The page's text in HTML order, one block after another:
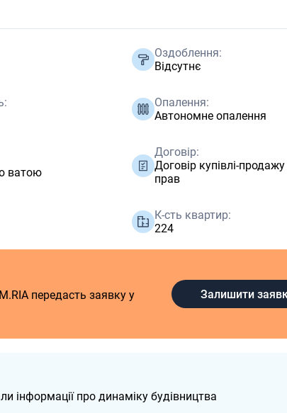
Оздоблення:
Відсутнє
Опалення:
Автономне опалення
ватою
Договір:
Договір купівлі-
прав
К-сть квартир:
224
передасть заявку у
Залишити
інформації про динаміку будівництва